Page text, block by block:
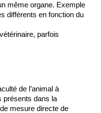
même organe. Exemple
différents en fonction du
parfois
de l’animal à
présents dans la
mesure directe de